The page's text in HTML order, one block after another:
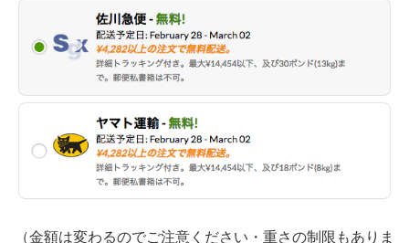
（金額は変わるのでご注意ください・重さの制限もありま